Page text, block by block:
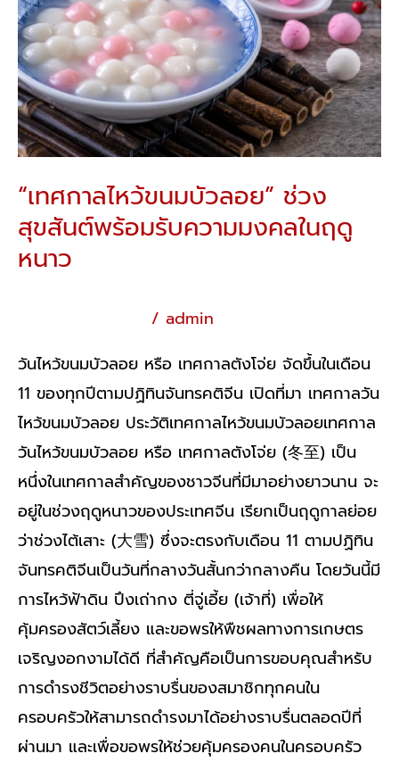
“เทศกาลไหว้ขนมบัวลอย” ช่วง
สุขสันต์พร้อมรับความมงคลในฤดู
หนาว
/ admin
วันไหว้ขนมบัวลอย หรือ เทศกาลตังโจ่ย จัดขึ้นในเดือน
11 ของทุกปีตามปฏิทินจันทรคติจีน เปิดที่มา เทศกาลวัน
ไหว้ขนมบัวลอย ประวัติเทศกาลไหว้ขนมบัวลอยเทศกาล
วันไหว้ขนมบัวลอย หรือ เทศกาลตังโจ่ย (冬至) เป็น
หนึ่งในเทศกาลสำคัญของชาวจีนที่มีมาอย่างยาวนาน จะ
อยู่ในช่วงฤดูหนาวของประเทศจีน เรียกเป็นฤดูกาลย่อย
ว่าช่วงไต้เสาะ (大雪) ซึ่งจะตรงกับเดือน 11 ตามปฏิทิน
จันทรคติจีนเป็นวันที่กลางวันสั้นกว่ากลางคืน โดยวันนี้มี
การไหว้ฟ้าดิน ปึงเถ่ากง ตี่จู่เอี้ย (เจ้าที่) เพื่อให้
คุ้มครองสัตว์เลี้ยง และขอพรให้พืชผลทางการเกษตร
เจริญงอกงามได้ดี ที่สำคัญคือเป็นการขอบคุณสำหรับ
การดำรงชีวิตอย่างราบรื่นของสมาชิกทุกคนใน
ครอบครัวให้สามารถดำรงมาได้อย่างราบรื่นตลอดปีที่
ผ่านมา และเพื่อขอพรให้ช่วยคุ้มครองคนในครอบครัว
บัวลอย”
ช่วง
สุขสันต์
พร้อม
รับ
ความ
มงคล
ใน
ฤดู